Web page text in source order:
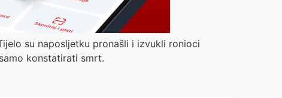
su naposljetku pronašli i izvukli ronioci
konstatirati smrt.